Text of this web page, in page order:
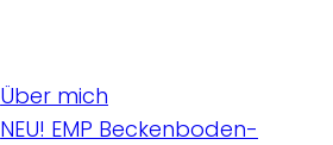
Über mich
NEU! EMP Beckenboden-